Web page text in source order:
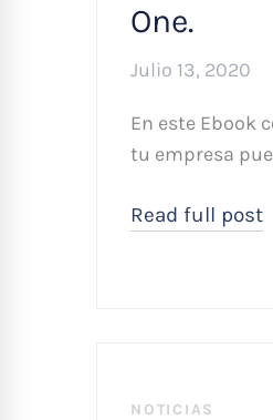
One.
Julio 13, 2020
En este Ebook
tu empresa
Read full post
NOTICIAS